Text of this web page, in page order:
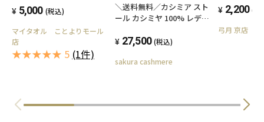
5,000 (税込)
マイタオル ことよりモール
店
★★★★★ 5 (1件)
＼送料無料／カシミア スト
ール カシミヤ 100% レディ
カシミヤストール 大判スト
シミア100% GOBI ゴビ ギ
27,500 (税込)
sakura cashmere
2,200 (税
弓月 京店